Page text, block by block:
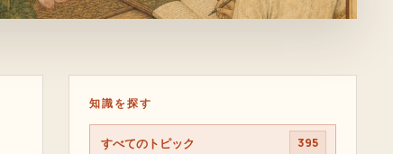
知識を探す
すべてのトピック 395